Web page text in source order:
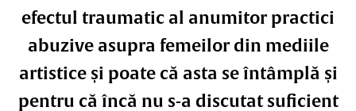
efectul traumatic al anumitor practici
abuzive asupra femeilor din mediile
artistice și poate că asta se întâmplă și
pentru că încă nu s-a discutat suficient